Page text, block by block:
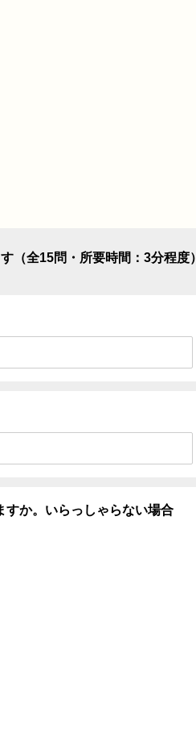
（全15問・所要時間：3分程度）
すか。いらっしゃらない場合